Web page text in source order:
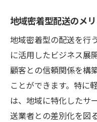
地域密着型配送のメ
地域密着型の配送を行
に活用したビジネス展
顧客との信頼関係を構
ことができます。特に
は、地域に特化したサ
送業者との差別化を図